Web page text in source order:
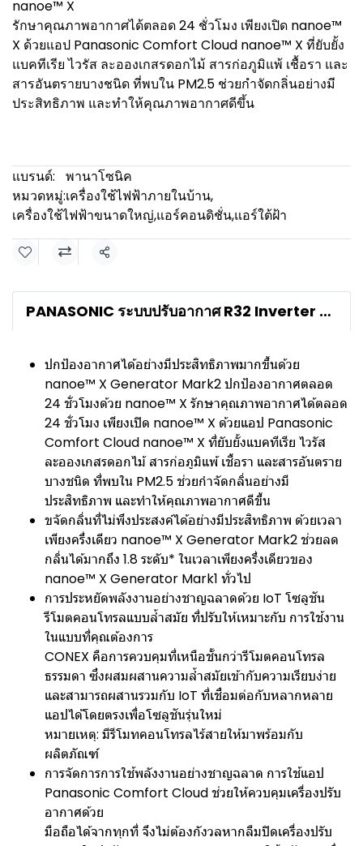
nanoe™ X
รักษาคุณภาพอากาศได้ตลอด 24 ชั่วโมง เพียงเปิด nanoe™
X ด้วยแอป Panasonic Comfort Cloud nanoe™ X ที่ยับยั้ง
แบคทีเรีย ไวรัส ละอองเกสรดอกไม้ สารก่อภูมิแพ้ เชื้อรา และ
สารอันตรายบางชนิด ที่พบใน PM2.5 ช่วยกำจัดกลิ่นอย่างมี
ประสิทธิภาพ และทำให้คุณภาพอากาศดีขึ้น
แบรนด์:
พานาโซนิค
หมวดหมู่:เครื่องใช้ไฟฟ้าภายในบ้าน,
เครื่องใช้ไฟฟ้าขนาดใหญ่,แอร์คอนดิชั่น,แอร์ใต้ฝ้า
แชร์
PANASONIC ระบบปรับอากาศ R32 Inverter NX Series Ceiling Exposed
ปกป้องอากาศได้อย่างมีประสิทธิภาพมากขึ้นด้วย
nanoe™ X Generator Mark2 ปกป้องอากาศตลอด
24 ชั่วโมงด้วย nanoe™ X รักษาคุณภาพอากาศได้ตลอด
24 ชั่วโมง เพียงเปิด nanoe™ X ด้วยแอป Panasonic
Comfort Cloud nanoe™ X ที่ยับยั้งแบคทีเรีย ไวรัส
ละอองเกสรดอกไม้ สารก่อภูมิแพ้ เชื้อรา และสารอันตราย
บางชนิด ที่พบใน PM2.5 ช่วยกำจัดกลิ่นอย่างมี
ประสิทธิภาพ และทำให้คุณภาพอากาศดีขึ้น
ขจัดกลิ่นที่ไม่พึงประสงค์ได้อย่างมีประสิทธิภาพ ด้วยเวลา
เพียงครึ่งเดียว nanoe™ X Generator Mark2 ช่วยลด
กลิ่นได้มากถึง 1.8 ระดับ* ในเวลาเพียงครึ่งเดียวของ
nanoe™ X Generator Mark1 ทั่วไป
การประหยัดพลังงานอย่างชาญฉลาดด้วย IoT โซลูชัน
รีโมตคอนโทรลแบบล้ำสมัย ที่ปรับให้เหมาะกับ การใช้งาน
ในแบบที่คุณต้องการ
CONEX คือการควบคุมที่เหนือชั้นกว่ารีโมตคอนโทรล
ธรรมดา ซึ่งผสมผสานความล้ำสมัยเข้ากับความเรียบง่าย
และสามารถผสานรวมกับ IoT ที่เชื่อมต่อกับหลากหลาย
แอปได้โดยตรงเพื่อโซลูชันรุ่นใหม่
หมายเหตุ: มีรีโมทคอนโทรลไร้สายให้มาพร้อมกับ
ผลิตภัณฑ์
การจัดการการใช้พลังงานอย่างชาญฉลาด การใช้แอป
Panasonic Comfort Cloud ช่วยให้ควบคุมเครื่องปรับ
อากาศด้วย
มือถือได้จากทุกที่ จึงไม่ต้องกังวลหากลืมปิดเครื่องปรับ